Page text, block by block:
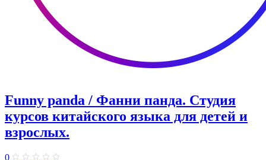
Funny panda / Фанни панда. ​Студия
курсов китайского языка для детей и
взрослых.
0